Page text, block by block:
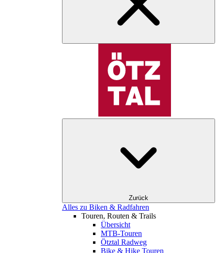
Zurück
Alles zu Biken & Radfahren
Touren, Routen & Trails
Übersicht
MTB-Touren
Ötztal Radweg
Bike & Hike Touren